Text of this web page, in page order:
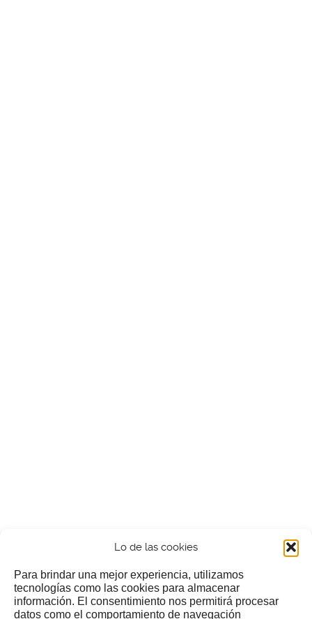
Lo de las cookies
Para brindar una mejor experiencia, utilizamos
tecnologías como las cookies para almacenar
información. El consentimiento nos permitirá procesar
datos como el comportamiento de navegación
¿Nos invitas a un cafecillo?